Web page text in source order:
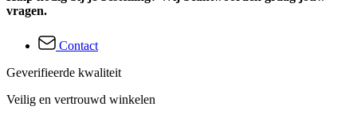
vragen.
Contact
Geverifieerde kwaliteit
Veilig en vertrouwd winkelen